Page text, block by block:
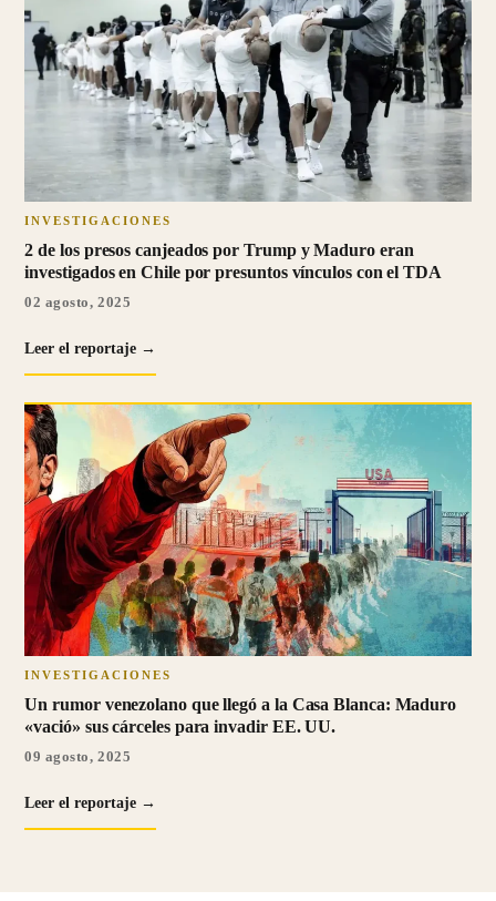
INVESTIGACIONES
2 de los presos canjeados por Trump y Maduro eran
investigados en Chile por presuntos vínculos con el TDA
02 agosto, 2025
Leer el reportaje →
INVESTIGACIONES
Un rumor venezolano que llegó a la Casa Blanca: Maduro
«vació» sus cárceles para invadir EE. UU.
09 agosto, 2025
Leer el reportaje →